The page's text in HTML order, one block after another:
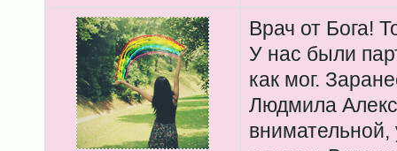
Врач от Бога!
У нас были
как мог.
Людмила